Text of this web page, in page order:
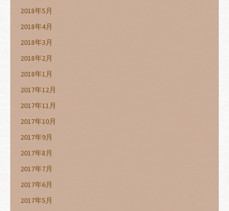
2018年5月
2018年4月
2018年3月
2018年2月
2018年1月
2017年12月
2017年11月
2017年10月
2017年9月
2017年8月
2017年7月
2017年6月
2017年5月